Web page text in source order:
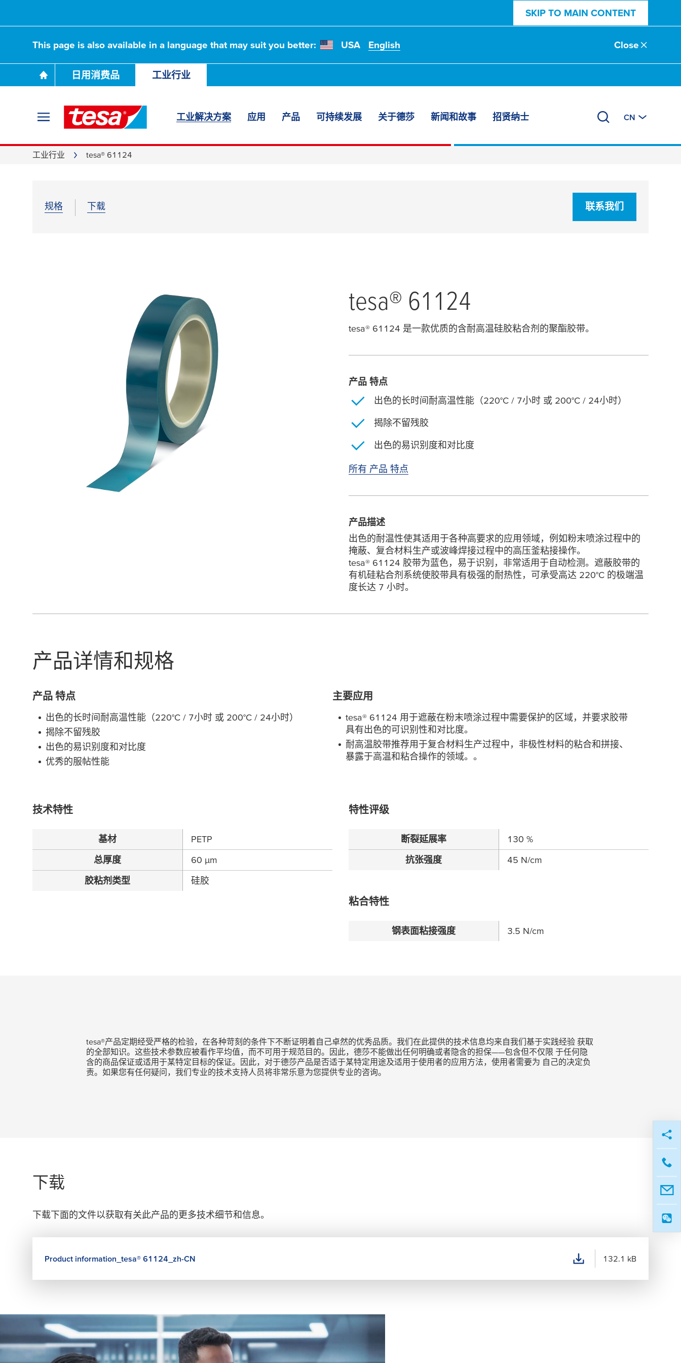
SKIP TO MAIN CONTENT
This page is also available in a language that may suit you better: USA English Close
日用消费品 工业行业
工业解决方案 应用 产品 可持续发展 关于德莎 新闻和故事 招贤纳士 CN
工业行业 tesa® 61124
规格 下载 联系我们
tesa® 61124
tesa® 61124 是一款优质的含耐高温硅胶粘合剂的聚酯胶带。
产品 特点
出色的长时间耐高温性能（220°C / 7小时 或 200°C / 24小时）
揭除不留残胶
出色的易识别度和对比度
所有 产品 特点
产品描述
出色的耐温性使其适用于各种高要求的应用领域，例如粉末喷涂过程中的
掩蔽、复合材料生产或波峰焊接过程中的高压釜粘接操作。
tesa® 61124 胶带为蓝色，易于识别，非常适用于自动检测。遮蔽胶带的
有机硅粘合剂系统使胶带具有极强的耐热性，可承受高达 220°C 的极端温
度长达 7 小时。
产品详情和规格
产品 特点
出色的长时间耐高温性能（220°C / 7小时 或 200°C / 24小时）
揭除不留残胶
出色的易识别度和对比度
优秀的服帖性能
主要应用
tesa® 61124 用于遮蔽在粉末喷涂过程中需要保护的区域，并要求胶带
具有出色的可识别性和对比度。
耐高温胶带推荐用于复合材料生产过程中，非极性材料的粘合和拼接、
暴露于高温和粘合操作的领域。。
技术特性
基材
PETP
总厚度
60 µm
胶粘剂类型
硅胶
特性评级
断裂延展率
130 %
抗张强度
45 N/cm
粘合特性
钢表面粘接强度 3.5 N/cm
tesa®产品定期经受严格的检验，在各种苛刻的条件下不断证明着自己卓然的优秀品质。我们在此提供的技术信息均来自我们基于实践经验 获取
的全部知识。这些技术参数应被看作平均值，而不可用于规范目的。因此，德莎不能做出任何明确或者隐含的担保——包含但不仅限 于任何隐
含的商品保证或适用于某特定目标的保证。因此，对于德莎产品是否适于某特定用途及适用于使用者的应用方法，使用者需要为 自己的决定负
责。如果您有任何疑问，我们专业的技术支持人员将非常乐意为您提供专业的咨询。
下载
下载下面的文件以获取有关此产品的更多技术细节和信息。
Product information_ tesa® 61124_zh-CN 132.1 kB